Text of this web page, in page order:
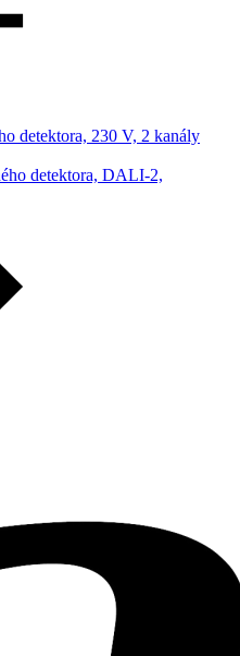
detektora, 230 V, 2 kanály
detektora, DALI-2,